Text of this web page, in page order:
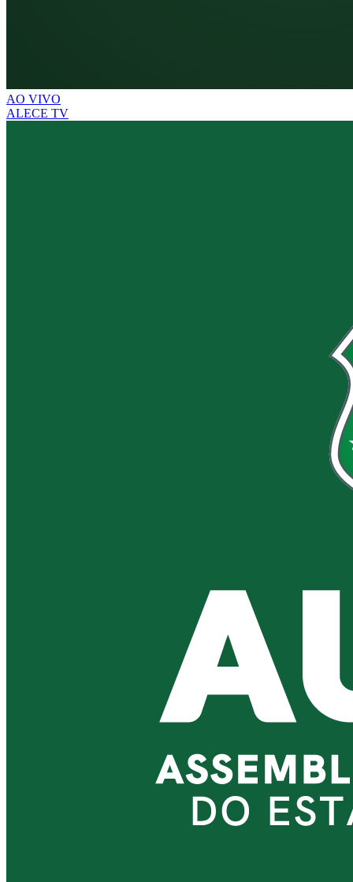
AO VIVO
ALECE TV